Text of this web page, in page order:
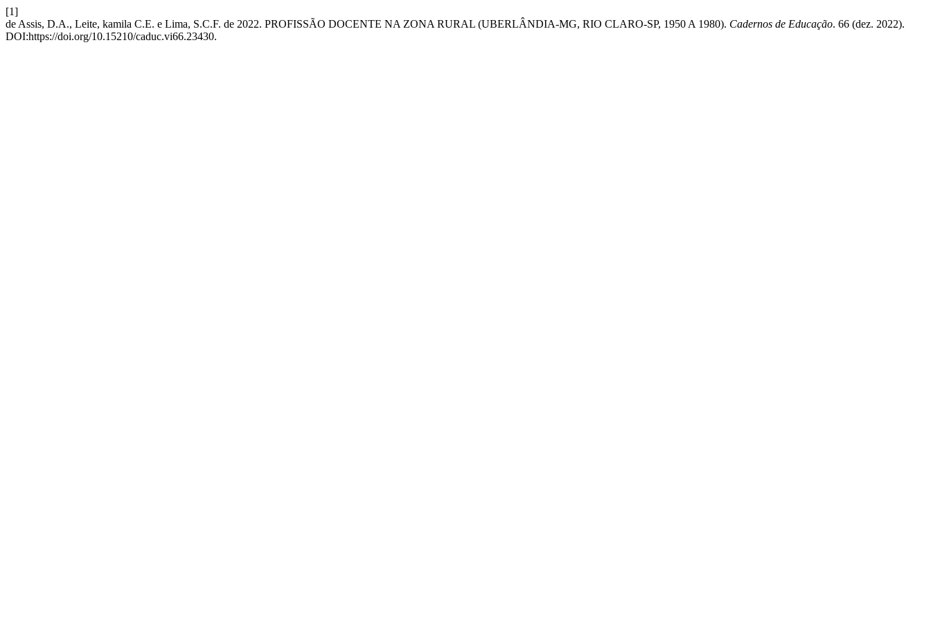
[1]
de Assis, D.A., Leite, kamila C.E. e Lima, S.C.F. de 2022. PROFISSÃO DOCENTE NA ZONA RURAL (UBERLÂNDIA-MG, RIO CLARO-SP, 1950 A 1980). Cadernos de Educação. 66 (dez. 2022).
DOI:https://doi.org/10.15210/caduc.vi66.23430.